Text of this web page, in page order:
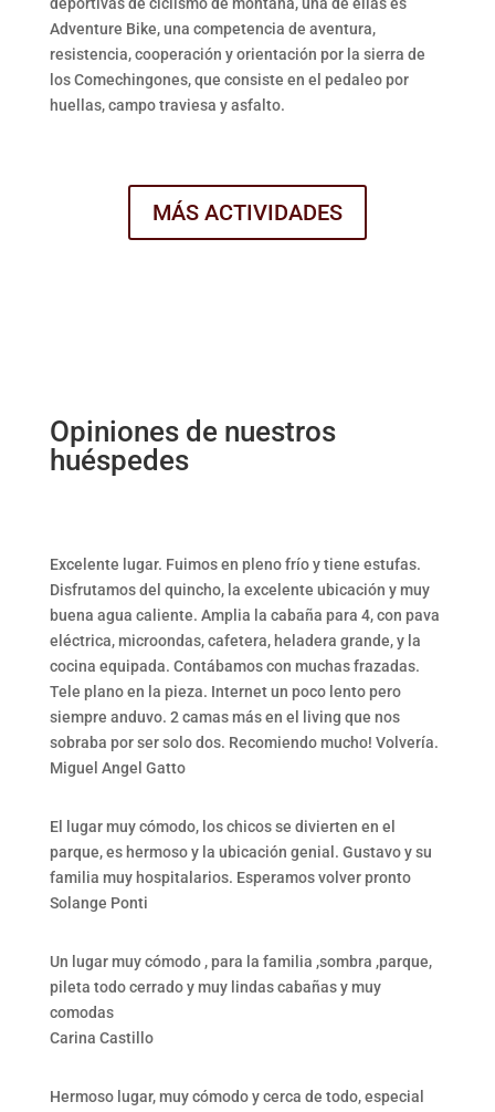
deportivas de ciclismo de montaña, una de ellas es
Adventure Bike, una competencia de aventura,
resistencia, cooperación y orientación por la sierra de
los Comechingones, que consiste en el pedaleo por
huellas, campo traviesa y asfalto.
MÁS ACTIVIDADES
Opiniones de nuestros
huéspedes
Excelente lugar. Fuimos en pleno frío y tiene estufas.
Disfrutamos del quincho, la excelente ubicación y muy
buena agua caliente. Amplia la cabaña para 4, con pava
eléctrica, microondas, cafetera, heladera grande, y la
cocina equipada. Contábamos con muchas frazadas.
Tele plano en la pieza. Internet un poco lento pero
siempre anduvo. 2 camas más en el living que nos
sobraba por ser solo dos. Recomiendo mucho! Volvería.
Miguel Angel Gatto
El lugar muy cómodo, los chicos se divierten en el
parque, es hermoso y la ubicación genial. Gustavo y su
familia muy hospitalarios. Esperamos volver pronto
Solange Ponti
Un lugar muy cómodo , para la familia ,sombra ,parque,
pileta todo cerrado y muy lindas cabañas y muy
comodas
Carina Castillo
Hermoso lugar, muy cómodo y cerca de todo, especial